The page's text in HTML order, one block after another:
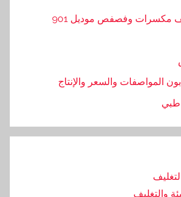
مكسرات وفصفص موديل 901
المواصفات والسعر والإنتاج
طبي
والتغليف